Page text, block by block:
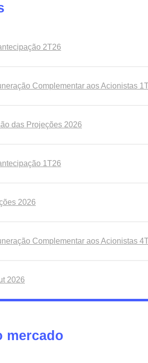
2T26
Complementar aos Acionistas
das Projeções 2026
1T26
2026
Complementar aos Acionistas
2026
mercado